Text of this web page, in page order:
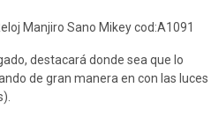
Manjiro Sano Mikey cod:A1091
destacará donde sea que lo
de gran manera en con las luces